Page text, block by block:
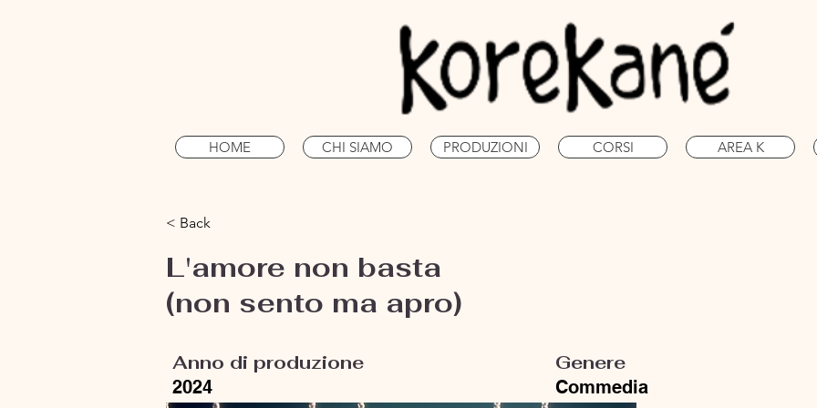
HOME CHI SIAMO PRODUZIONI CORSI AREA K
< Back
L'amore non basta
(non sento ma apro)
Anno di produzione
2024
Genere
Commedia